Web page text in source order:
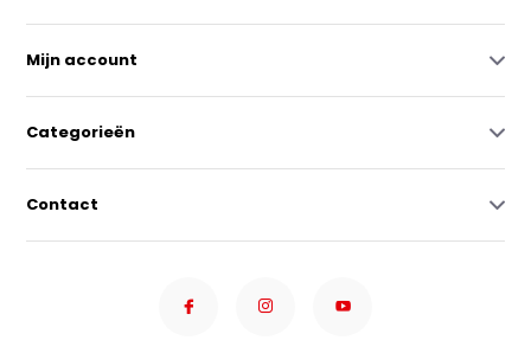
Mijn account
Categorieën
Contact